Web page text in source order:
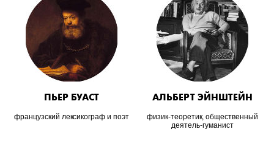
ПЬЕР БУАСТ
французский лексикограф и поэт
АЛЬБЕРТ ЭЙНШТЕЙН
физик-теоретик, общественный
деятель-гуманист